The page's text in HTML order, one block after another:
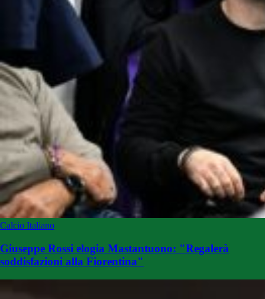
Calcio Italiano
Giuseppe Rossi elogia Mastantuono: "Regalerà
soddisfazioni alla Fiorentina"